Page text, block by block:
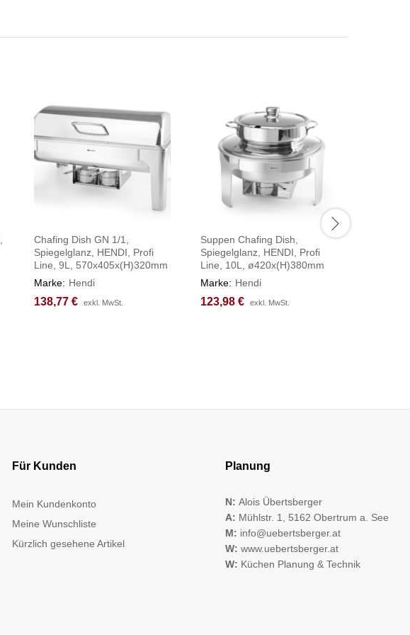
Chafing Dish GN 1/1,
Spiegelglanz, HENDI, Profi
Line, 9L, 570x405x(H)320mm
Marke: Hendi
138,77 € exkl. MwSt.
138,77 € exkl. MwSt.
Suppen Chafing Dish,
Spiegelglanz, HENDI, Profi
Line, 10L, ø420x(H)380mm
Marke: Hendi
123,98 € exkl. MwSt.
123,98 € exkl. MwSt.
Für Kunden
Mein Kundenkonto
Meine Wunschliste
Kürzlich gesehene Artikel
Planung
N: Alois Übertsberger
A: Mühlstr. 1, 5162 Obertrum a. See
M: info@uebertsberger.at
W: www.uebertsberger.at
W: Küchen Planung & Technik